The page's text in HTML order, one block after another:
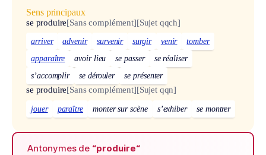
Sens principaux
se produire[Sans complément][Sujet qqch]
arriver advenir survenir surgir venir
tomber
apparaître
avoir lieu se passer
se réaliser
s’accomplir
se dérouler se présenter
se produire[Sans complément][Sujet qqn]
jouer paraître monter sur scène s’exhiber se montrer
Antonymes de “produire“